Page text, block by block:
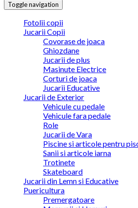
Toggle navigation
Fotolii copii
Jucarii Copii
Covorase de joaca
Ghiozdane
Jucarii de plus
Masinute Electrice
Corturi de joaca
Jucarii Educative
Jucarii de Exterior
Vehicule cu pedale
Vehicule fara pedale
Role
Jucarii de Vara
Piscine si articole pentru
Sanii si articole iarna
Trotinete
Skateboard
Jucarii din Lemn si Educative
Puericultura
Premergatoare